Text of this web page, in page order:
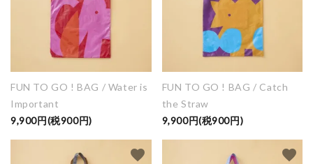
FUN TO GO ! BAG / Water is
Important
9,900円(税900円)
FUN TO GO ! BAG / Catch
the Straw
9,900円(税900円)
favorite favorite